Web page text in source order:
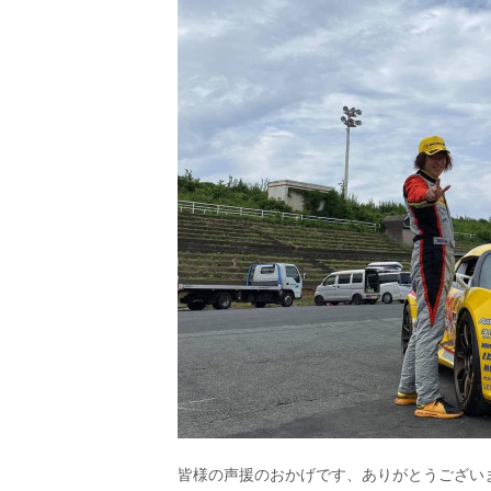
皆様の声援のおかげです、ありがとうござい